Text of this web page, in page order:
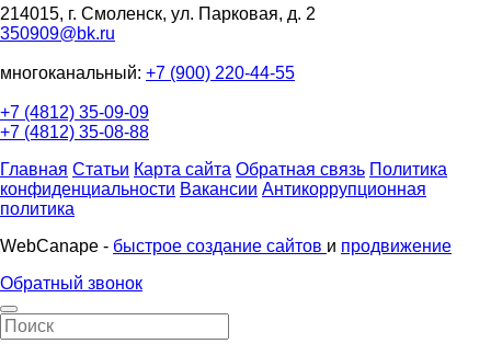
214015, г. Смоленск, ул. Парковая, д. 2
350909@bk.ru
многоканальный: +7 (900) 220-44-55
+7 (4812) 35-09-09
+7 (4812) 35-08-88
Главная Статьи Карта сайта Обратная связь Политика
конфиденциальности Вакансии Антикоррупционная
политика
WebCanape - быстрое создание сайтов и продвижение
Обратный звонок